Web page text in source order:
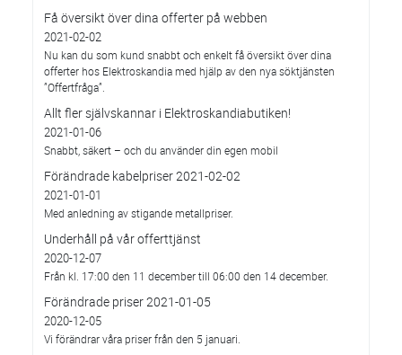
Få översikt över dina offerter på webben
2021-02-02
Nu kan du som kund snabbt och enkelt få översikt över dina
offerter hos Elektroskandia med hjälp av den nya söktjänsten
”Offertfråga”.
Allt fler självskannar i Elektroskandiabutiken!
2021-01-06
Snabbt, säkert – och du använder din egen mobil
Förändrade kabelpriser 2021-02-02
2021-01-01
Med anledning av stigande metallpriser.
Underhåll på vår offerttjänst
2020-12-07
Från kl. 17:00 den 11 december till 06:00 den 14 december.
Förändrade priser 2021-01-05
2020-12-05
Vi förändrar våra priser från den 5 januari.